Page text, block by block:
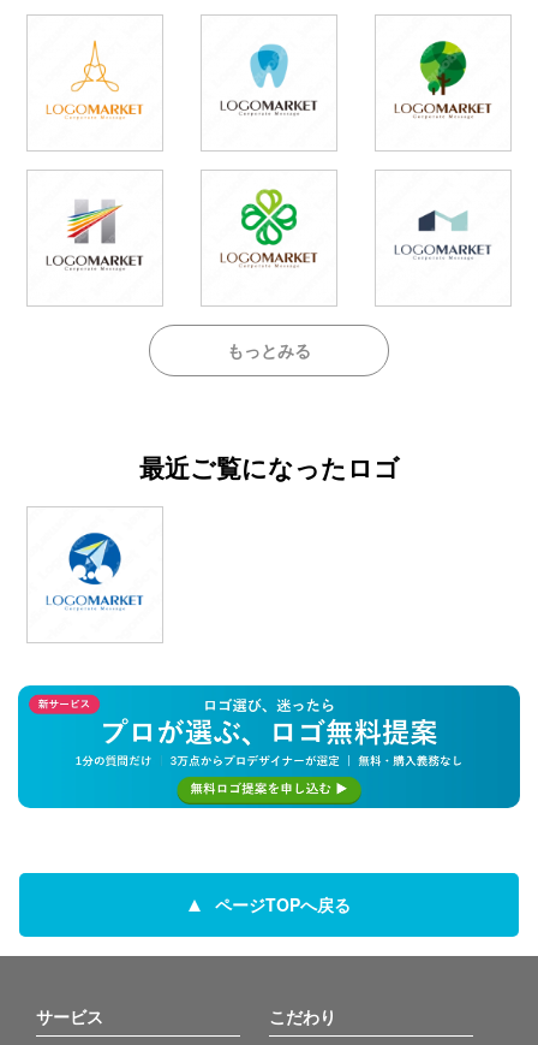
もっとみる
最近ご覧になったロゴ
ページTOPへ戻る
サービス こだわり